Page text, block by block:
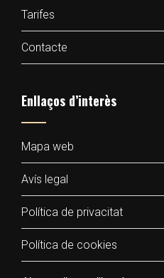
Tarifes
Contacte
Enllaços d’interès
Mapa web
Avís legal
Política de privacitat
Política de cookies